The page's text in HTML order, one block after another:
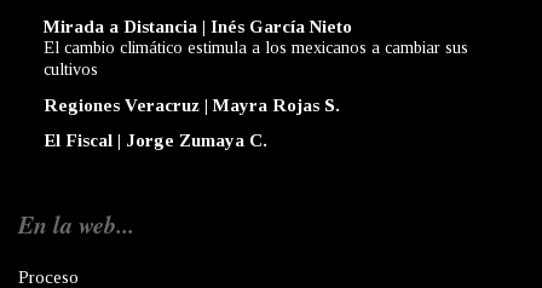
Mirada a Distancia | Inés García Nieto
El cambio climático estimula a los mexicanos a cambiar sus
cultivos
Regiones Veracruz | Mayra Rojas S.
El Fiscal | Jorge Zumaya C.
En la web...
Proceso